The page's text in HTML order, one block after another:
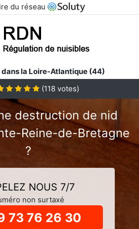
du réseau
la Loire-Atlantique (44)
(118 votes)
destruction de nid
Reine-de-Bretagne
?
NOUS 7/7
non surtaxé
73 76 26 30